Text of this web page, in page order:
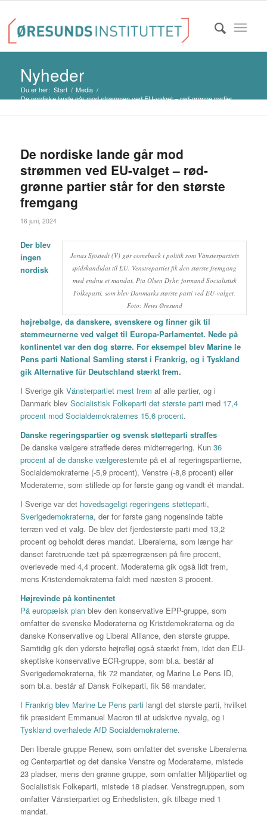
Nyheder
Du er her: Start / Media /
De nordiske lande går mod strømmen ved EU-valget – rød-grønne partier
De nordiske lande går mod
strømmen ved EU-valget – rød-
grønne partier står for den største
fremgang
16 juni, 2024
Jonas Sjöstedt (V) gør comeback i politik som Vänsterpartiets
spidskandidat til EU. Venstrepartiet fik den største fremgang
med endnu et mandat. Pia Olsen Dyhr, formand Socialistisk
Folkeparti, som blev Danmarks største parti ved EU-valget.
Foto: News Øresund
Der blev
ingen
nordisk
højrebølge, da danskere, svenskere og finner gik til
stemmeurnerne ved valget til Europa-Parlamentet. Nede på
kontinentet var den dog større. For eksempel blev Marine le
Pens parti National Samling størst i Frankrig, og i Tyskland
gik Alternative für Deutschland stærkt frem.
I Sverige gik Vänsterpartiet mest frem af alle partier, og i
Danmark blev Socialistisk Folkeparti det største partimed 17,4
procent mod Socialdemokraternes 15,6 procent.
Danske regeringspartier og svensk støtteparti straffes
De danske vælgere straffede deres midterregering. Kun 36
procent af de danske vælgerestemte på et af regeringspartierne,
Socialdemokraterne (-5,9 procent), Venstre (-8,8 procent) eller
Moderaterne, som stillede op for første gang og vandt ét mandat.
I Sverige var det hovedsageligt regeringens støtteparti,
Sverigedemokraterna, der for første gang nogensinde tabte
terræn ved et valg. De blev det fjerdestørste parti med 13,2
procent og beholdt deres mandat. Liberalerna, som længe har
danset faretruende tæt på spærregrænsen på fire procent,
overlevede med 4,4 procent. Moderaterna gik også lidt frem,
mens Kristendemokraterna faldt med næsten 3 procent.
Højrevinde på kontinentet
På europæisk planblev den konservative EPP-gruppe, som
omfatter de svenske Moderaterna og Kristdemokraterna og de
danske Konservative og Liberal Alliance, den største gruppe.
Samtidig gik den yderste højrefløj også stærkt frem, idet den EU-
skeptiske konservative ECR-gruppe, som bl.a. består af
Sverigedemokraterna, fik 72 mandater, og Marine Le Pens ID,
som bl.a. består af Dansk Folkeparti, fik 58 mandater.
I Frankrig blev Marine Le Pens partilangt det største parti, hvilket
fik præsident Emmanuel Macron til at udskrive nyvalg, og i
Tyskland overhalede AfD Socialdemokraterne.
Den liberale gruppe Renew, som omfatter det svenske Liberalerna
og Centerpartiet og det danske Venstre og Moderaterne, mistede
23 pladser, mens den grønne gruppe, som omfatter Miljöpartiet og
Socialistisk Folkeparti, mistede 18 pladser. Venstregruppen, som
omfatter Vänsterpartiet og Enhedslisten, gik tilbage med 1
mandat.